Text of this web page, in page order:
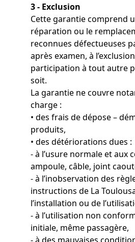
3 - Exclusion
Cette garantie comprend
réparation ou le
reconnues défectueuses
après examen, à
participation à tout autre
soit.
La garantie ne couvre
charge :
• des frais de dépose –
produits,
• des détériorations dues :
- à l’usure normale et aux
ampoule, câble, joint
- à l’inobservation des
instructions de La
l’installation ou de
- à l’utilisation non
initiale, même passagère,